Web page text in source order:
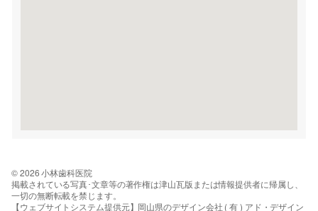
© 2026 小林歯科医院
掲載されている写真･文章等の著作権は津山瓦版または情報提供者に帰属し、
一切の無断転載を禁じます。
【ウェブサイトシステム提供元】岡山県のデザイン会社 ( 有 ) アド・デザイン